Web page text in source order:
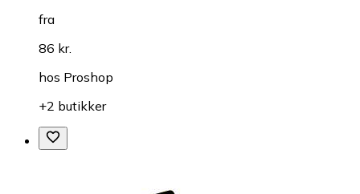
fra
86 kr.
hos Proshop
+2 butikker